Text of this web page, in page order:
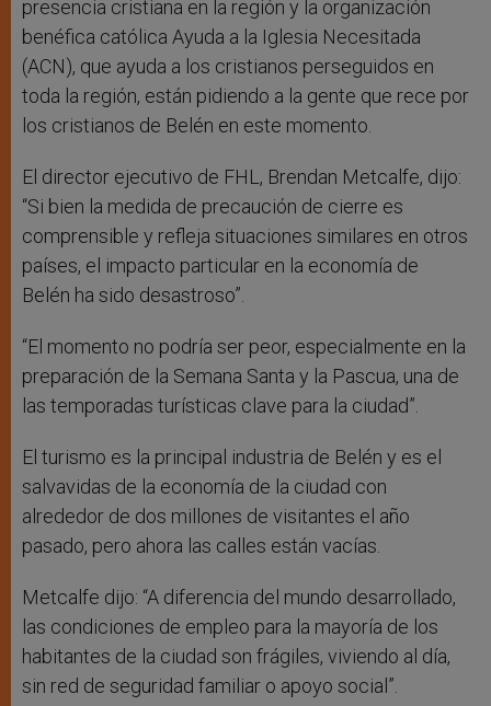
presencia cristiana en la región y la organización
benéfica católica Ayuda a la Iglesia Necesitada
(ACN), que ayuda a los cristianos perseguidos en
toda la región, están pidiendo a la gente que rece por
los cristianos de Belén en este momento.
El director ejecutivo de FHL, Brendan Metcalfe, dijo:
“Si bien la medida de precaución de cierre es
comprensible y refleja situaciones similares en otros
países, el impacto particular en la economía de
Belén ha sido desastroso”.
“El momento no podría ser peor, especialmente en la
preparación de la Semana Santa y la Pascua, una de
las temporadas turísticas clave para la ciudad”.
El turismo es la principal industria de Belén y es el
salvavidas de la economía de la ciudad con
alrededor de dos millones de visitantes el año
pasado, pero ahora las calles están vacías.
Metcalfe dijo: “A diferencia del mundo desarrollado,
las condiciones de empleo para la mayoría de los
habitantes de la ciudad son frágiles, viviendo al día,
sin red de seguridad familiar o apoyo social”.